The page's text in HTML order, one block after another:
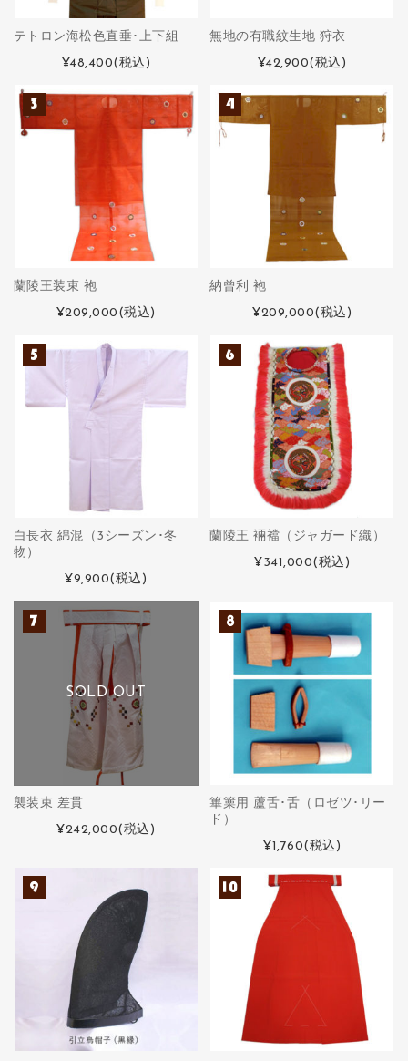
テトロン海松色直垂･上下組
¥48,400(税込)
無地の有職紋生地 狩衣
¥42,900(税込)
蘭陵王装束 袍
¥209,000 (税込)
納曾利 袍
¥209,000(税込)
白長衣 綿混（3シーズン･冬
物）
¥9,900(税込)
蘭陵王 裲襠（ジャガード織）
¥341,000(税込)
SOLD OUT
襲装束 差貫
¥242,000(税込)
篳篥用 蘆舌･舌（ロゼツ･リー
ド）
¥1,760(税込)